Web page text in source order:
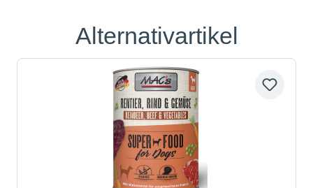
Produktgalerie überspringen
Alternativartikel